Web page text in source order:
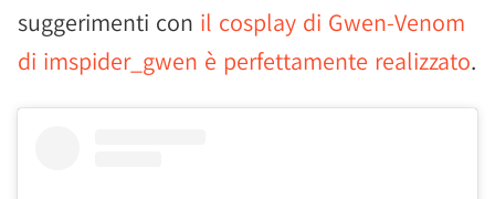
suggerimenti con il cosplay di Gwen-Venom
di imspider_gwen è perfettamente realizzato.